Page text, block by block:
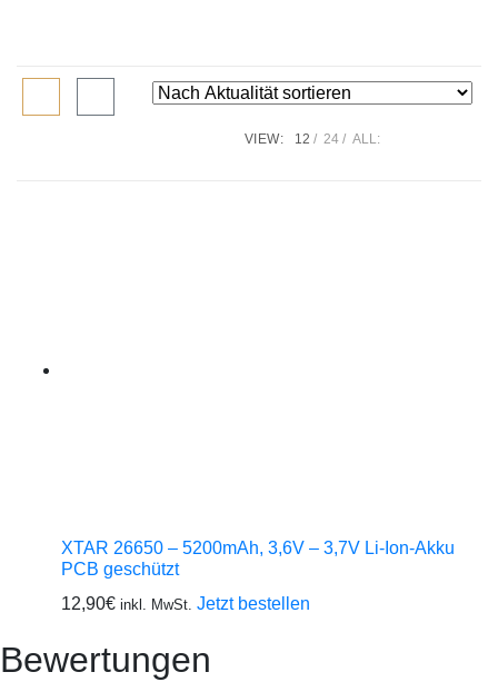
VIEW: 12 24 ALL:
XTAR 26650 – 5200mAh, 3,6V – 3,7V Li-Ion-Akku
PCB geschützt
12,90€ inkl. MwSt. Jetzt bestellen
Bewertungen